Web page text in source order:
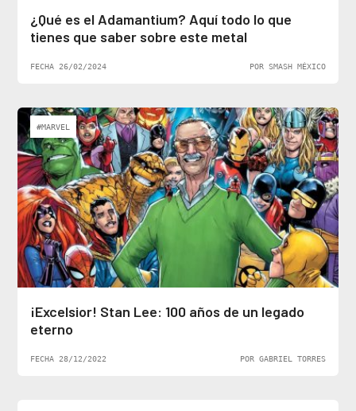
¿Qué es el Adamantium? Aquí todo lo que
tienes que saber sobre este metal
FECHA 26/02/2024 POR SMASH MÉXICO
#MARVEL
¡Excelsior! Stan Lee: 100 años de un legado
eterno
FECHA 28/12/2022 POR GABRIEL TORRES